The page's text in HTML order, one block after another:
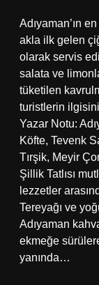
Adıyaman’ın
akla ilk gelen
olarak servis
salata ve
tüketilen
turistlerin
Yazar Notu:
Köfte, Tevenk
Tırşik, Meyir
Şillik Tatlısı
lezzetler
Tereyağı ve
Adıyaman
ekmeğe
yanında…